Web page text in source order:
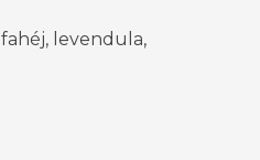
fahéj, levendula,